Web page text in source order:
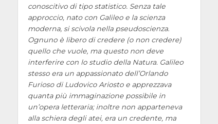
conoscitivo di tipo statistico. Senza tale
approccio, nato con Galileo e la scienza
moderna, si scivola nella pseudoscienza.
Ognuno è libero di credere (o non credere)
quello che vuole, ma questo non deve
interferire con lo studio della Natura. Galileo
stesso era un appassionato dell’Orlando
Furioso di Ludovico Ariosto e apprezzava
quanta più immaginazione possibile in
un’opera letteraria; inoltre non apparteneva
alla schiera degli atei, era un credente, ma